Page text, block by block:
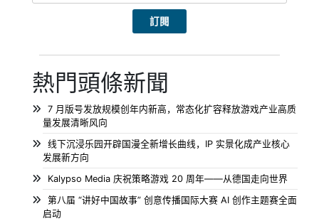
熱門頭條新聞
7 月版号发放规模创年内新高，常态化扩容释放游戏产业高质
量发展清晰风向
线下沉浸乐园开辟国漫全新增长曲线，IP 实景化成产业核心
发展新方向
Kalypso Media 庆祝策略游戏 20 周年——从德国走向世界
第八届 “讲好中国故事” 创意传播国际大赛 AI 创作主题赛全面
启动